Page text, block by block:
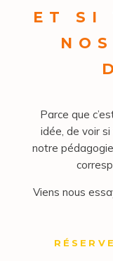
ET SI
Parce que
idée, de voir
notre pédagogie
Viens nous